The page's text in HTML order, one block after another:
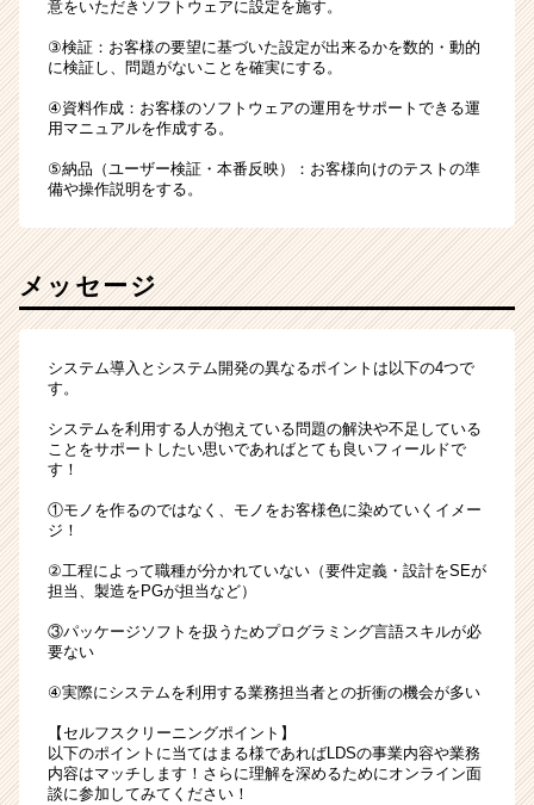
意をいただきソフトウェアに設定を施す。
③検証：お客様の要望に基づいた設定が出来るかを数的・動的
に検証し、問題がないことを確実にする。
④資料作成：お客様のソフトウェアの運用をサポートできる運
用マニュアルを作成する。
⑤納品（ユーザー検証・本番反映）：お客様向けのテストの準
備や操作説明をする。
メッセージ
システム導入とシステム開発の異なるポイントは以下の4つで
す。
システムを利用する人が抱えている問題の解決や不足している
ことをサポートしたい思いであればとても良いフィールドで
す！
①モノを作るのではなく、モノをお客様色に染めていくイメー
ジ！
②工程によって職種が分かれていない（要件定義・設計をSEが
担当、製造をPGが担当など）
③パッケージソフトを扱うためプログラミング言語スキルが必
要ない
④実際にシステムを利用する業務担当者との折衝の機会が多い
【セルフスクリーニングポイント】
以下のポイントに当てはまる様であればLDSの事業内容や業務
内容はマッチします！さらに理解を深めるためにオンライン面
談に参加してみてください！